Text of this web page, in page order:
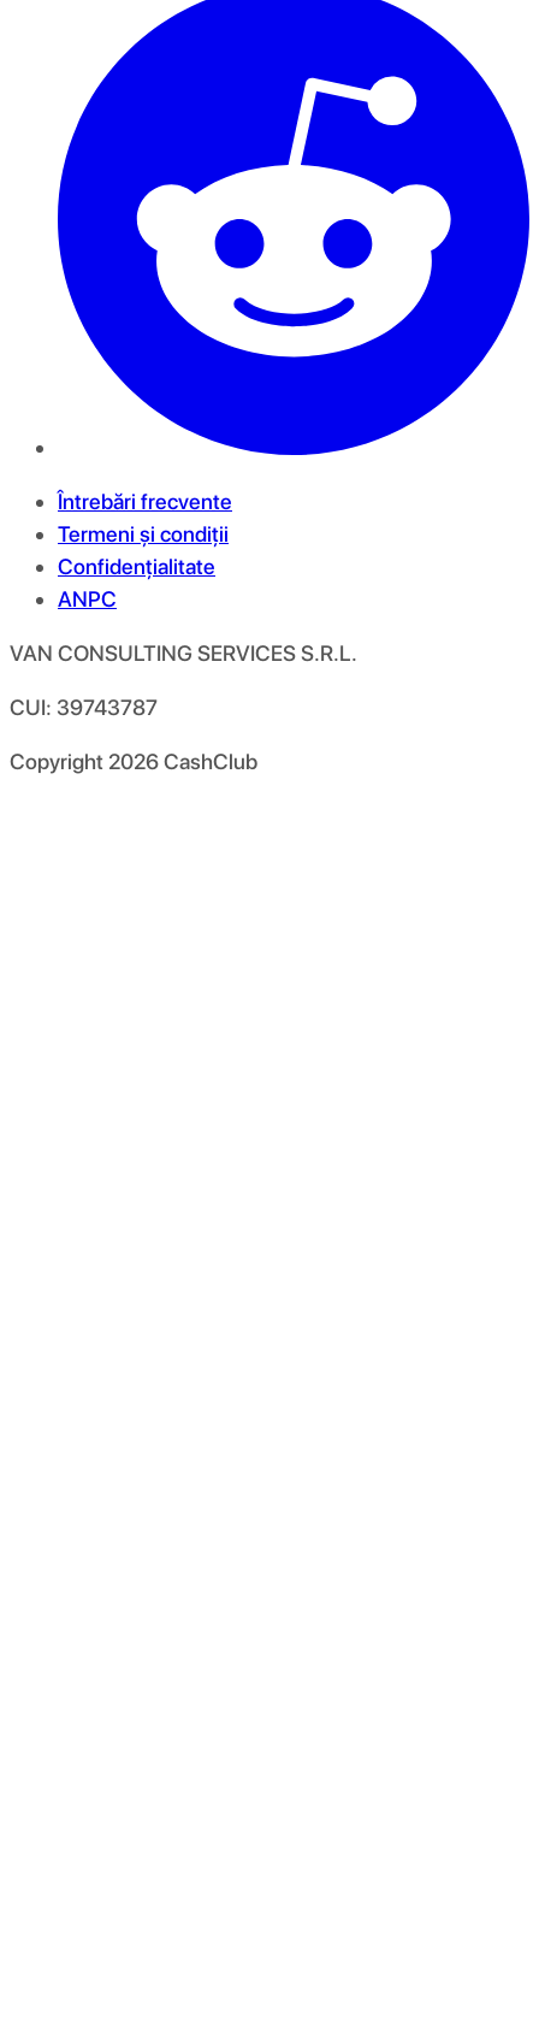
Întrebări frecvente
Termeni și condiții
Confidențialitate
ANPC
VAN CONSULTING SERVICES S.R.L.
CUI: 39743787
Copyright 2026CashClub